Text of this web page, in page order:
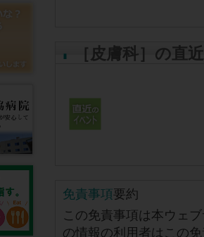
［皮膚科］の直
免責事項要約
この免責事項は本ウェ
の情報の利用者はこの